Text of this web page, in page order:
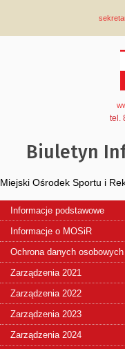
tel.
Biuletyn
Miejski Ośrodek Sportu i
Informacje podstawowe
Informacje o MOSiR
Ochrona danych osobowych
Zarządzenia 2021
Zarządzenia 2022
Zarządzenia 2023
Zarządzenia 2024